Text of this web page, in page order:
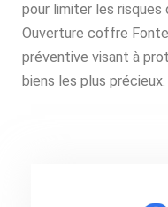
pour limiter les risques
Ouverture coffre
préventive visant à
biens les plus précieux.